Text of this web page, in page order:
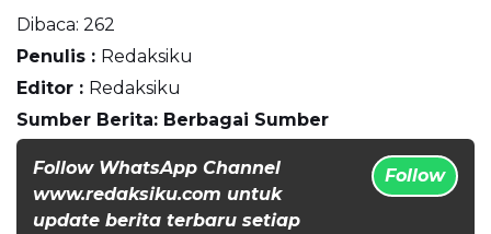
Dibaca: 262
Penulis : Redaksiku
Editor : Redaksiku
Sumber Berita: Berbagai Sumber
Follow WhatsApp Channel
www.redaksiku.com untuk
update berita terbaru setiap
Follow